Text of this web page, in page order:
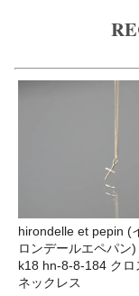
hirondelle et pepin (
ロンデールエペパン)
k18 hn-8-8-184 クロ
ネックレス